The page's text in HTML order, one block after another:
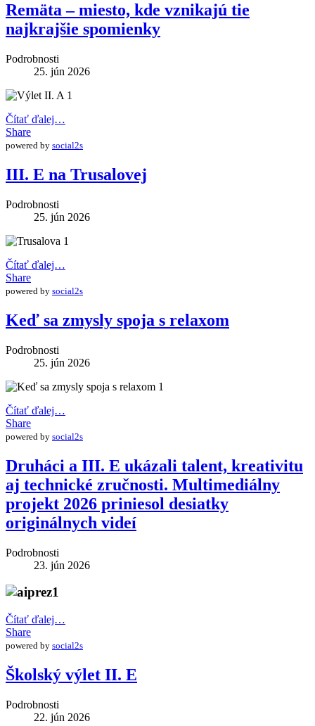
Remäta – miesto, kde vznikajú tie
najkrajšie spomienky
Podrobnosti
25. jún 2026
Čítať ďalej…
Share
powered by social2s
III. E na Trusalovej
Podrobnosti
25. jún 2026
Čítať ďalej…
Share
powered by social2s
Keď sa zmysly spoja s relaxom
Podrobnosti
25. jún 2026
Čítať ďalej…
Share
powered by social2s
Druháci a III. E ukázali talent, kreativitu
aj technické zručnosti. Multimediálny
projekt 2026 priniesol desiatky
originálnych videí
Podrobnosti
23. jún 2026
Čítať ďalej…
Share
powered by social2s
Školský výlet II. E
Podrobnosti
22. jún 2026